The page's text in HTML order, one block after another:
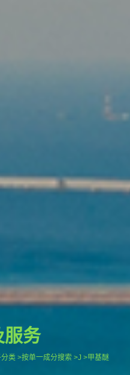
服务
类 >按单一成分搜索 >J >甲基醚